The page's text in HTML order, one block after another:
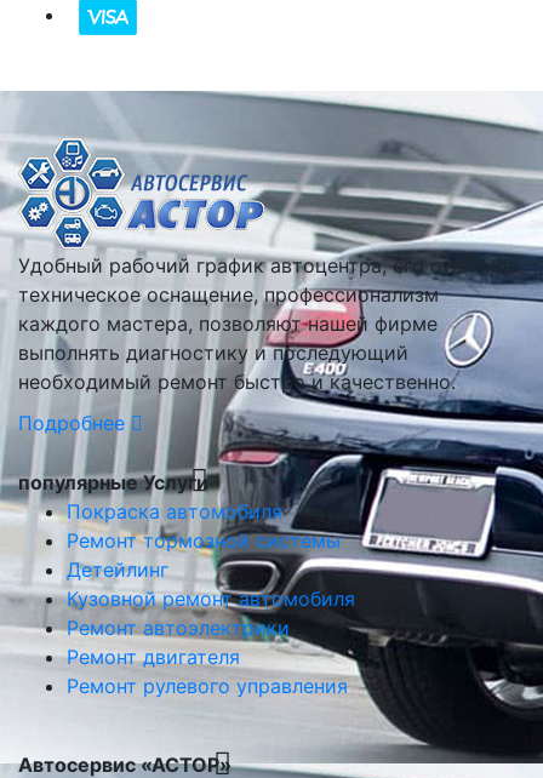
Удобный рабочий график автоцентра, его отличное
техническое оснащение, профессионализм
каждого мастера, позволяют нашей фирме
выполнять диагностику и последующий
необходимый ремонт быстро и качественно.
Подробнее
популярные Услуги
Покраска автомобиля
Ремонт тормозной системы
Детейлинг
Кузовной ремонт автомобиля
Ремонт автоэлектрики
Ремонт двигателя
Ремонт рулевого управления
Автосервис «АСТОР»